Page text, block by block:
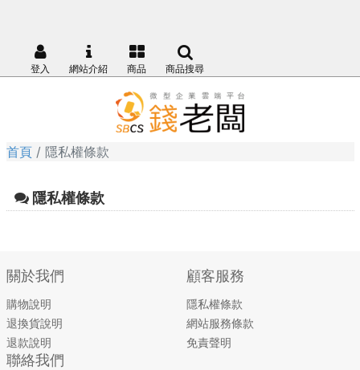
登入 網站介紹 商品 商品搜尋
首頁 隱私權條款
隱私權條款
關於我們
購物說明
退換貨說明
退款說明
顧客服務
隱私權條款
網站服務條款
免責聲明
聯絡我們